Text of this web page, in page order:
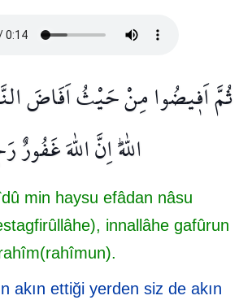
ثُمَّ اَف۪يضُوا مِنْ حَيْثُ اَفَاضَ
اللّٰهَۜ اِنَّ اللّٰهَ
min haysu efâdan nâsu
innallâhe gafûrun
akın ettiği yerden siz de akın